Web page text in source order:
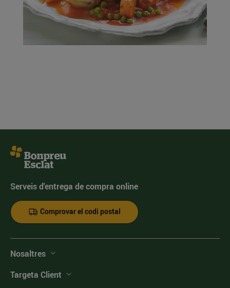
Serveis d'entrega de compra online
Comprovar el codi postal
Nosaltres
Targeta Client